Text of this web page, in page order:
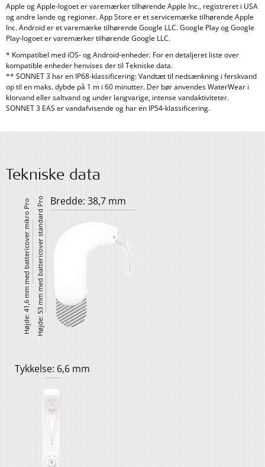
Apple og Apple-logoet er varemærker tilhørende Apple Inc., registreret i USA
og andre lande og regioner. App Store er et servicemærke tilhørende Apple
Inc. Android er et varemærke tilhørende Google LLC. Google Play og Google
Play-logoet er varemærker tilhørende Google LLC.
* Kompatibel med iOS- og Android-enheder. For en detaljeret liste over
kompatible enheder henvises der til Tekniske data.
** SONNET 3 har en IP68-klassificering: Vandtæt til nedsænkning i ferskvand
op til en maks. dybde på 1 m i 60 minutter. Der bør anvendes WaterWear i
klorvand eller saltvand og under langvarige, intense vandaktiviteter.
SONNET 3 EAS er vandafvisende og har en IP54-klassificering.
Tekniske data
Bredde: 38,7 mm
Højde: 53 mm med battericover standard Pro
Højde: 41,6 mm med battericover mikro Pro
Tykkelse: 6,6 mm